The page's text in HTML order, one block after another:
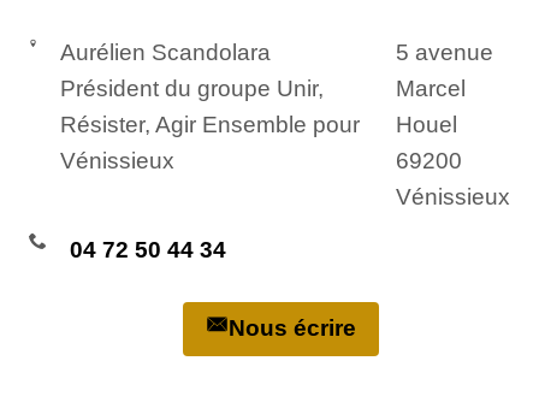
Aurélien Scandolara
Président du groupe Unir,
Résister, Agir Ensemble pour
Vénissieux
5 avenue
Marcel
Houel
69200
Vénissieux
04 72 50 44 34
Nous écrire